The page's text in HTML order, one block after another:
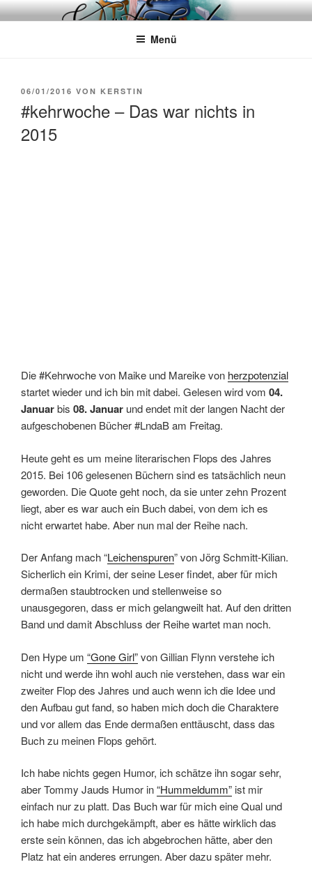
Zum
InhaltWÖRTERKATZE
Von Büchern erzählen
Menü
VERÖFFENTLICHT
06/01/2016 VON KERSTIN
#kehrwoche – Das war nichts in
2015
Die #Kehrwoche von Maike und Mareike von herzpotenzial
startet wieder und ich bin mit dabei. Gelesen wird vom 04.
Januarbis 08. Januar und endet mit der langen Nacht der
aufgeschobenen Bücher #LndaB am Freitag.
Heute geht es um meine literarischen Flops des Jahres
2015. Bei 106 gelesenen Büchern sind es tatsächlich neun
geworden. Die Quote geht noch, da sie unter zehn Prozent
liegt, aber es war auch ein Buch dabei, von dem ich es
nicht erwartet habe. Aber nun mal der Reihe nach.
Der Anfang mach “Leichenspuren” von Jörg Schmitt-Kilian.
Sicherlich ein Krimi, der seine Leser findet, aber für mich
dermaßen staubtrocken und stellenweise so
unausgegoren, dass er mich gelangweilt hat. Auf den dritten
Band und damit Abschluss der Reihe wartet man noch.
Den Hype um “Gone Girl”von Gillian Flynn verstehe ich
nicht und werde ihn wohl auch nie verstehen, dass war ein
zweiter Flop des Jahres und auch wenn ich die Idee und
den Aufbau gut fand, so haben mich doch die Charaktere
und vor allem das Ende dermaßen enttäuscht, dass das
Buch zu meinen Flops gehört.
Ich habe nichts gegen Humor, ich schätze ihn sogar sehr,
aber Tommy Jauds Humor in“Hummeldumm” ist mir
einfach nur zu platt. Das Buch war für mich eine Qual und
ich habe mich durchgekämpft, aber es hätte wirklich das
erste sein können, das ich abgebrochen hätte, aber den
Platz hat ein anderes errungen. Aber dazu später mehr.